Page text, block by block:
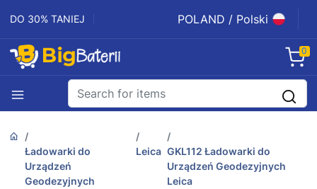
DO 30% TANIEJ POLAND / Polski
0
Ładowarki do
Urządzeń
Geodezyjnych
Leica GKL112 Ładowarki do
Urządzeń Geodezyjnych
Leica